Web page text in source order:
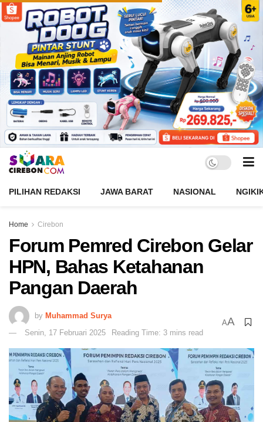
PILIHAN REDAKSI JAWA BARAT NASIONAL
Home Cirebon
Forum Pemred Cirebon Gelar
HPN, Bahas Ketahanan
Pangan Daerah
by Muhammad Surya
Senin, 17 Februari 2025
Reading Time: 3 mins read
AA